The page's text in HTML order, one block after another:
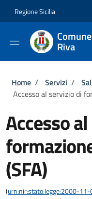
Regione Sicilia
Riva
Briciole di
Home / Servizi /
Accesso al servizio di
Accesso
(SFA)
(urn:nir:stato:legge:2000-